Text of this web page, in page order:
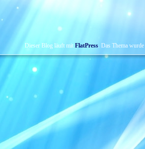
Dieser Blog läuft mit FlatPress. Das Thema